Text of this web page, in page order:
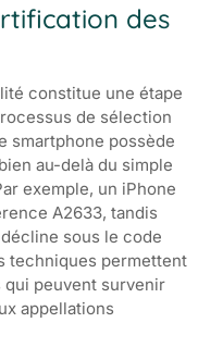
des
constitue une étape
de sélection
smartphone possède
au-delà du simple
exemple, un iPhone
A2633, tandis
décline sous le code
techniques permettent
qui peuvent survenir
appellations